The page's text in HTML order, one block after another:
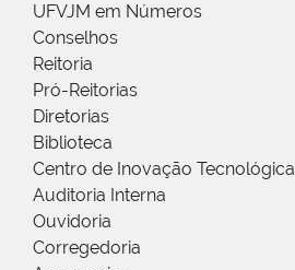
UFVJM em Números
Conselhos
Reitoria
Pró-Reitorias
Diretorias
Biblioteca
Centro de Inovação Tecnológica
Auditoria Interna
Ouvidoria
Corregedoria